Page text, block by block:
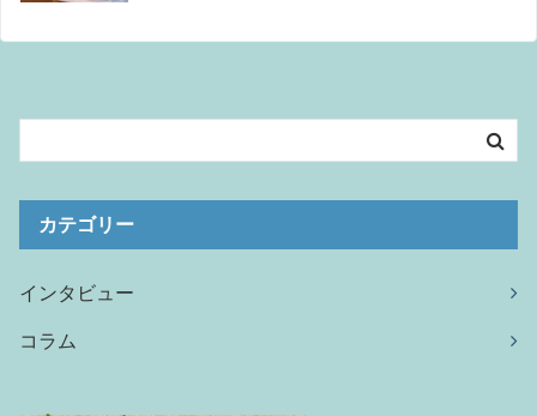
カテゴリー
インタビュー
コラム